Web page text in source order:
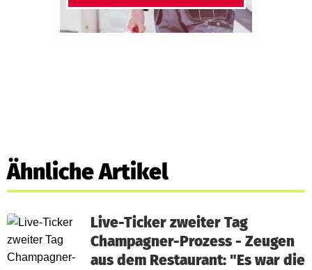
Ähnliche Artikel
Live-Ticker zweiter Tag
Champagner-Prozess - Zeugen
aus dem Restaurant: "Es war die